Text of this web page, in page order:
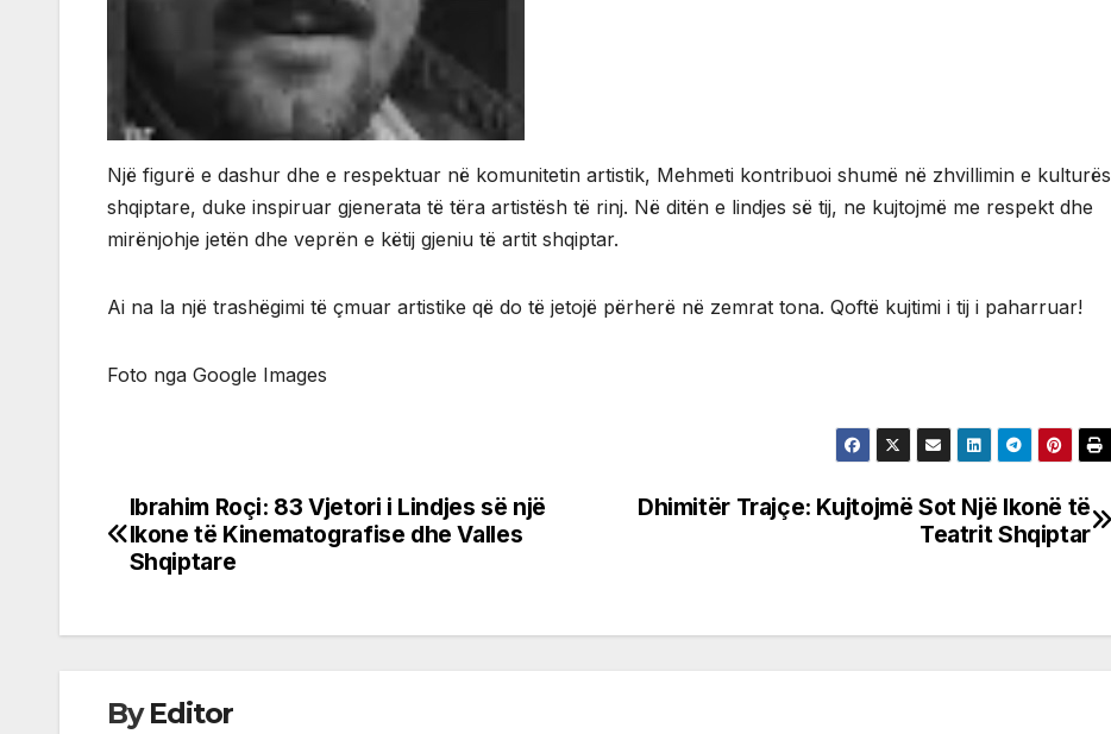
Një figurë e dashur dhe e respektuar në komunitetin artistik, Mehmeti kontribuoi shumë në zhvillimin e kulturës
shqiptare, duke inspiruar gjenerata të tëra artistësh të rinj. Në ditën e lindjes së tij, ne kujtojmë me respekt dhe
mirënjohje jetën dhe veprën e këtij gjeniu të artit shqiptar.
Ai na la një trashëgimi të çmuar artistike që do të jetojë përherë në zemrat tona. Qoftë kujtimi i tij i paharruar!
Foto nga Google Images
Post
navigation
Dhimitër Trajçe: Kujtojmë Sot Një Ikonë të
Teatrit Shqiptar
Ibrahim Roçi: 83 Vjetori i Lindjes së një
Ikone të Kinematografise dhe Valles
Shqiptare
ByEditor